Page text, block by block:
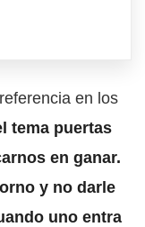
en los
tema puertas
en ganar.
y no darle
uno entra